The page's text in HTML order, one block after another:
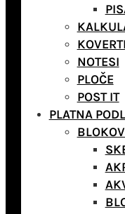
NOTESI
PLOČE
POST IT
PLATNA